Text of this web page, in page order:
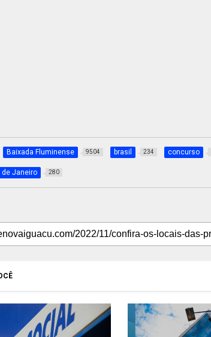
Baixada Fluminense 9504 brasil 234 concurso
de Janeiro 280